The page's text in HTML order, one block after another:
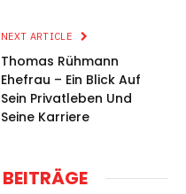
NEXT ARTICLE
Thomas Rühmann
Ehefrau – Ein Blick Auf
Sein Privatleben Und
Seine Karriere
BEITRÄGE